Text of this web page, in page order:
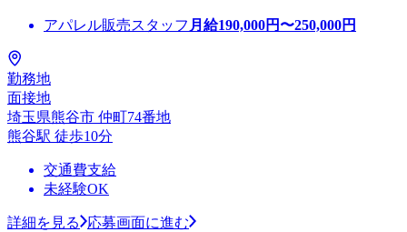
アパレル販売スタッフ 月給190,000円〜250,000円
勤務地
面接地
埼玉県熊谷市 仲町74番地
熊谷駅 徒歩10分
交通費支給
未経験OK
詳細を見る
応募画面に進む